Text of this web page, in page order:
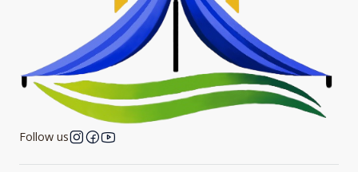
Follow us